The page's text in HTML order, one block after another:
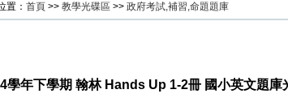
置： 首頁 >> 教學光碟區 >> 政府考試,補習,命題題庫
學年下學期 翰林 Hands Up 1-2冊 國小英文題庫